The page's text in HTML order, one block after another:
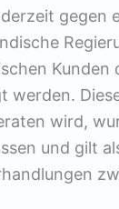
gegen
Kunden
werden.
wird,
und gilt